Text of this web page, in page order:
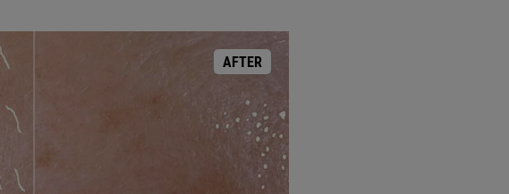
AFTER